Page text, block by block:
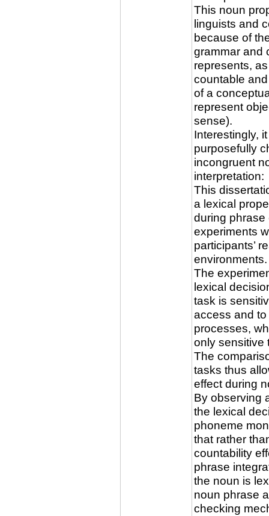
This noun
linguists and
because of
grammar and
represents,
countable
of a
represent
sense).
Interestingly,
purposefully
incongruent
interpretation:
This
a lexical
during phrase
experiments
participants’
environments.
The
lexical
task is
access and
processes,
only sensitive
The
tasks thus
effect during
By observing
the lexical
phoneme
that rather
countability
phrase
the noun is
noun phrase
checking